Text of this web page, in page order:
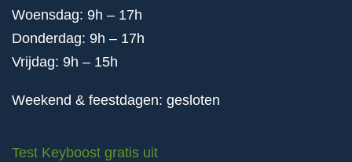
Woensdag: 9h – 17h
Donderdag: 9h – 17h
Vrijdag: 9h – 15h
Weekend & feestdagen: gesloten
Test Keyboost gratis uit